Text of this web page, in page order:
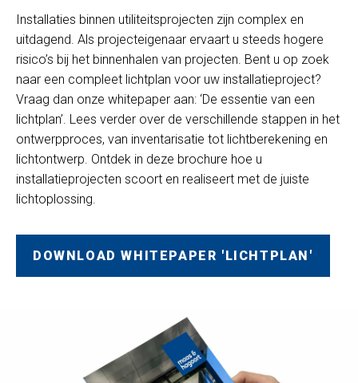
Installaties binnen utiliteitsprojecten zijn complex en
uitdagend. Als projecteigenaar ervaart u steeds hogere
risico’s bij het binnenhalen van projecten. Bent u op zoek
naar een compleet lichtplan voor uw installatieproject?
Vraag dan onze whitepaper aan: ‘De essentie van een
lichtplan’. Lees verder over de verschillende stappen in het
ontwerpproces, van inventarisatie tot lichtberekening en
lichtontwerp. Ontdek in deze brochure hoe u
installatieprojecten scoort en realiseert met de juiste
lichtoplossing.
DOWNLOAD WHITEPAPER 'LICHTPLAN'